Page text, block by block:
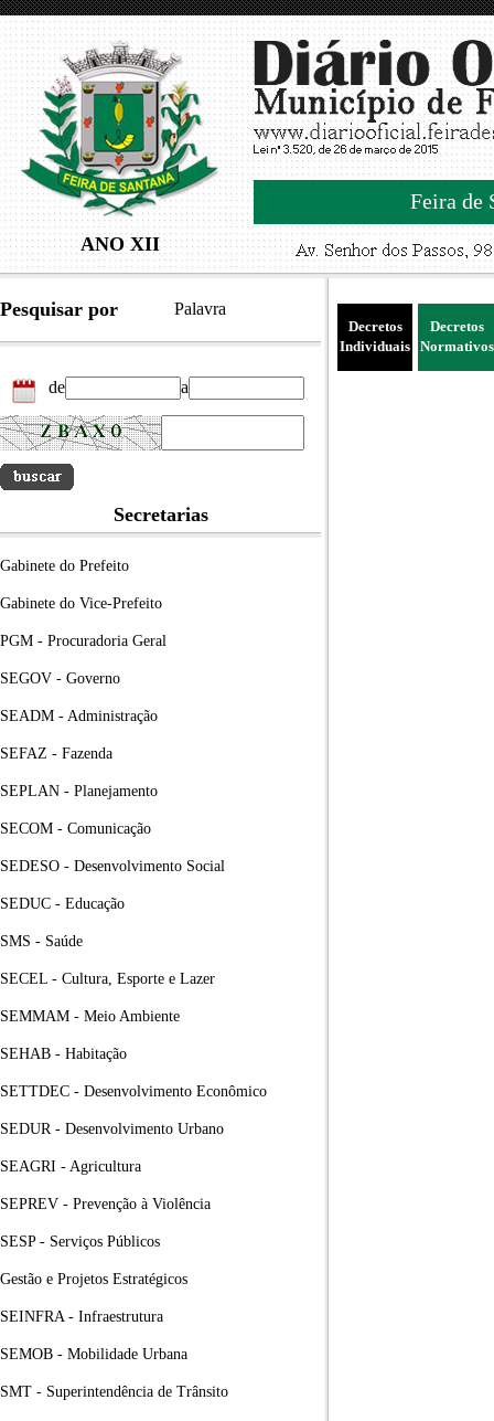
ANO XII
Feira de
Pesquisar por Palavra
de a
Secretarias
Gabinete do Prefeito
Gabinete do Vice-Prefeito
PGM - Procuradoria Geral
SEGOV - Governo
SEADM - Administração
SEFAZ - Fazenda
SEPLAN - Planejamento
SECOM - Comunicação
SEDESO - Desenvolvimento Social
SEDUC - Educação
SMS - Saúde
SECEL - Cultura, Esporte e Lazer
SEMMAM - Meio Ambiente
SEHAB - Habitação
SETTDEC - Desenvolvimento Econômico
SEDUR - Desenvolvimento Urbano
SEAGRI - Agricultura
SEPREV - Prevenção à Violência
SESP - Serviços Públicos
Gestão e Projetos Estratégicos
SEINFRA - Infraestrutura
SEMOB - Mobilidade Urbana
SMT - Superintendência de Trânsito
Decretos
Individuais
Decretos
Normativos